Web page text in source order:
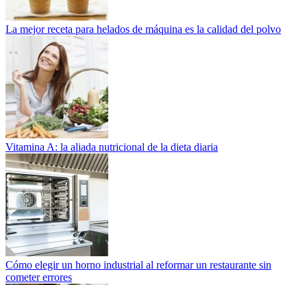
La mejor receta para helados de máquina es la calidad del polvo
Vitamina A: la aliada nutricional de la dieta diaria
Cómo elegir un horno industrial al reformar un restaurante sin
cometer errores